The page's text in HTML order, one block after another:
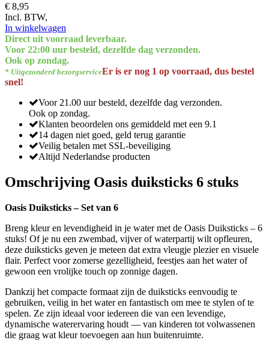
€ 8,95
Incl. BTW,
In winkelwagen
Direct uit voorraad leverbaar.
Voor 22:00 uur besteld, dezelfde dag verzonden.
Ook op zondag.
* Uitgezonderd bezorgserviceEr is er nog 1 op voorraad, dus bestel
snel!
Voor 21.00 uur besteld, dezelfde dag verzonden.
Ook op zondag.
Klanten beoordelen ons gemiddeld met een 9.1
14 dagen niet goed, geld terug garantie
Veilig betalen met SSL-beveiliging
Altijd Nederlandse producten
Omschrijving Oasis duiksticks 6 stuks
Oasis Duiksticks – Set van 6
Breng kleur en levendigheid in je water met de Oasis Duiksticks – 6
stuks! Of je nu een zwembad, vijver of waterpartij wilt opfleuren,
deze duiksticks geven je meteen dat extra vleugje plezier en visuele
flair. Perfect voor zomerse gezelligheid, feestjes aan het water of
gewoon een vrolijke touch op zonnige dagen.
Dankzij het compacte formaat zijn de duiksticks eenvoudig te
gebruiken, veilig in het water en fantastisch om mee te stylen of te
spelen. Ze zijn ideaal voor iedereen die van een levendige,
dynamische waterervaring houdt — van kinderen tot volwassenen
die graag wat kleur toevoegen aan hun buitenruimte.